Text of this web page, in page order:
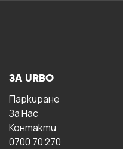
ЗА URBO
Паркиране
За Hас
Контакти
0700 70 270